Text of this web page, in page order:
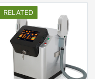
RELATED